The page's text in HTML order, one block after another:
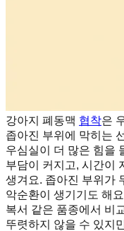
강아지 폐동맥 협착은
좁아진 부위에 막히는
우심실이 더 많은 힘을
부담이 커지고, 시간이
생겨요. 좁아진 부위가
악순환이 생기기도 해
복서 같은 품종에서 비
뚜렷하지 않을 수 있지